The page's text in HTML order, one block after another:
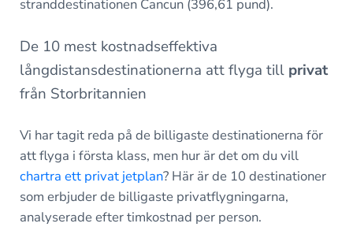
stranddestinationen Cancun (396,61 pund).
De 10 mest kostnadseffektiva
långdistansdestinationerna att flyga till privat
från Storbritannien
Vi har tagit reda på de billigaste destinationerna för
att flyga i första klass, men hur är det om du vill
chartra ett privat jetplan? Här är de 10 destinationer
som erbjuder de billigaste privatflygningarna,
analyserade efter timkostnad per person.